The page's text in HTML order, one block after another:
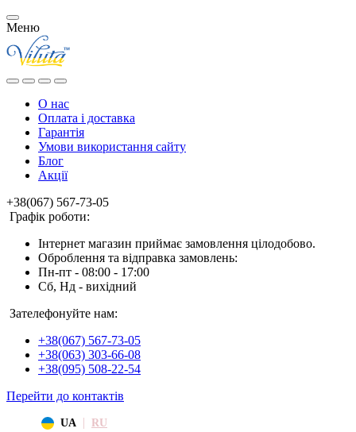
Меню
О нас
Оплата і доставка
Гарантія
Умови використання сайту
Блог
Акції
+38(067) 567-73-05
Графік роботи:
Інтернет магазин приймає замовлення цілодобово.
Оброблення та відправка замовлень:
Пн-пт - 08:00 - 17:00
Сб, Нд - вихідний
Зателефонуйте нам:
+38(067) 567-73-05
+38(063) 303-66-08
+38(095) 508-22-54
Перейти до контактів
UA | RU